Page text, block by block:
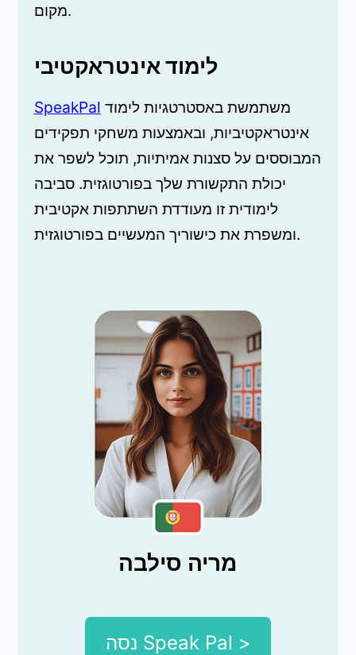
מקום.
לימוד אינטראקטיבי
SpeakPal
אינטראקטיביות, ובאמצעות משחקי תפקידים
המבוססים על סצנות אמיתיות, תוכל לשפר את
יכולת התקשורת שלך בפורטוגזית. סביבה
לימודית זו מעודדת השתתפות אקטיבית
ומשפרת את כישוריך המעשיים בפורטוגזית.
מריה סילבה
נסה Speak Pal >